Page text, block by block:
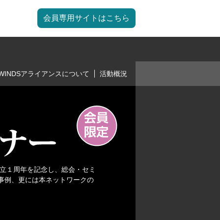
会員専用サイトはこちら
アライアンスについて 活動概況
１周年を記念し、総会・セミ
例、更には本ネットワークの